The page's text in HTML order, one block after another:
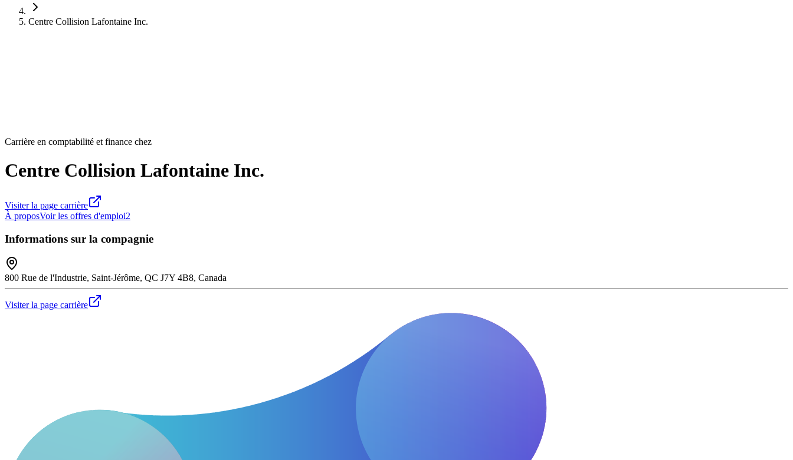
Centre Collision Lafontaine Inc.
Carrière en comptabilité et finance chez
Centre Collision Lafontaine Inc.
Visiter la page carrière
À proposVoir les offres d'emploi2
Informations sur la compagnie
800 Rue de l'Industrie, Saint-Jérôme, QC J7Y 4B8, Canada
Visiter la page carrière